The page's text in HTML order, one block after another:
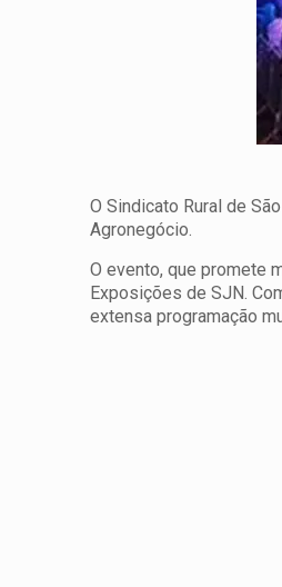
O Sindicato Rural de
Agronegócio.
O evento, que promete
Exposições de SJN.
extensa programação